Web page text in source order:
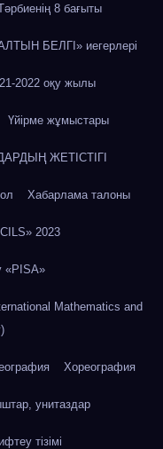
8 бағыты
БЕЛГІ» иегерлері
2022 оқу жылы
Үйірме жұмыстары
ЖЕТІСТІГІ
Хабарлама талоны
2023
«PISA»
Mathematics and
Хореография
унитаздар
тізімі